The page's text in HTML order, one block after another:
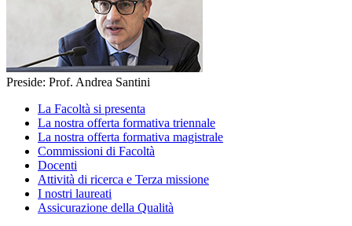
Preside: Prof. Andrea Santini
La Facoltà si presenta
La nostra offerta formativa triennale
La nostra offerta formativa magistrale
Commissioni di Facoltà
Docenti
Attività di ricerca e Terza missione
I nostri laureati
Assicurazione della Qualità